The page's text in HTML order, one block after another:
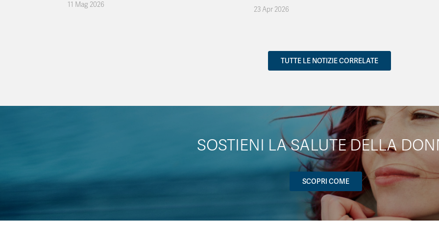
11 Mag 2026
23 Apr 2026
TUTTE LE NOTIZIE CORRELATE
SOSTIENI LA SALUTE DELLA
SCOPRI COME